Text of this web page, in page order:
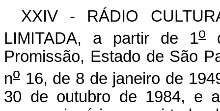
XXIV - RÁDIO
LIMITADA, a partir de 1o
Promissão, Estado de São
no 16, de 8 de janeiro de
30 de outubro de 1984, e